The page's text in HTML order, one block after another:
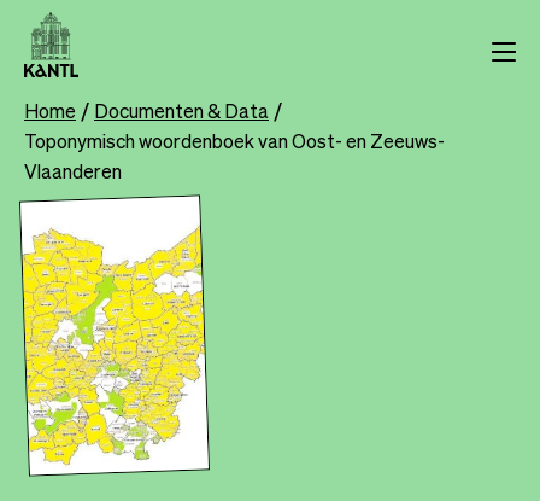
Overslaan
naar
inhoud
gaan
Breadcrumb
Home Documenten & Data
Toponymisch woordenboek van Oost- en Zeeuws-
Vlaanderen